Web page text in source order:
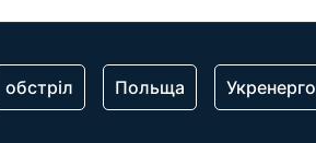
обстріл Польща Укренерго